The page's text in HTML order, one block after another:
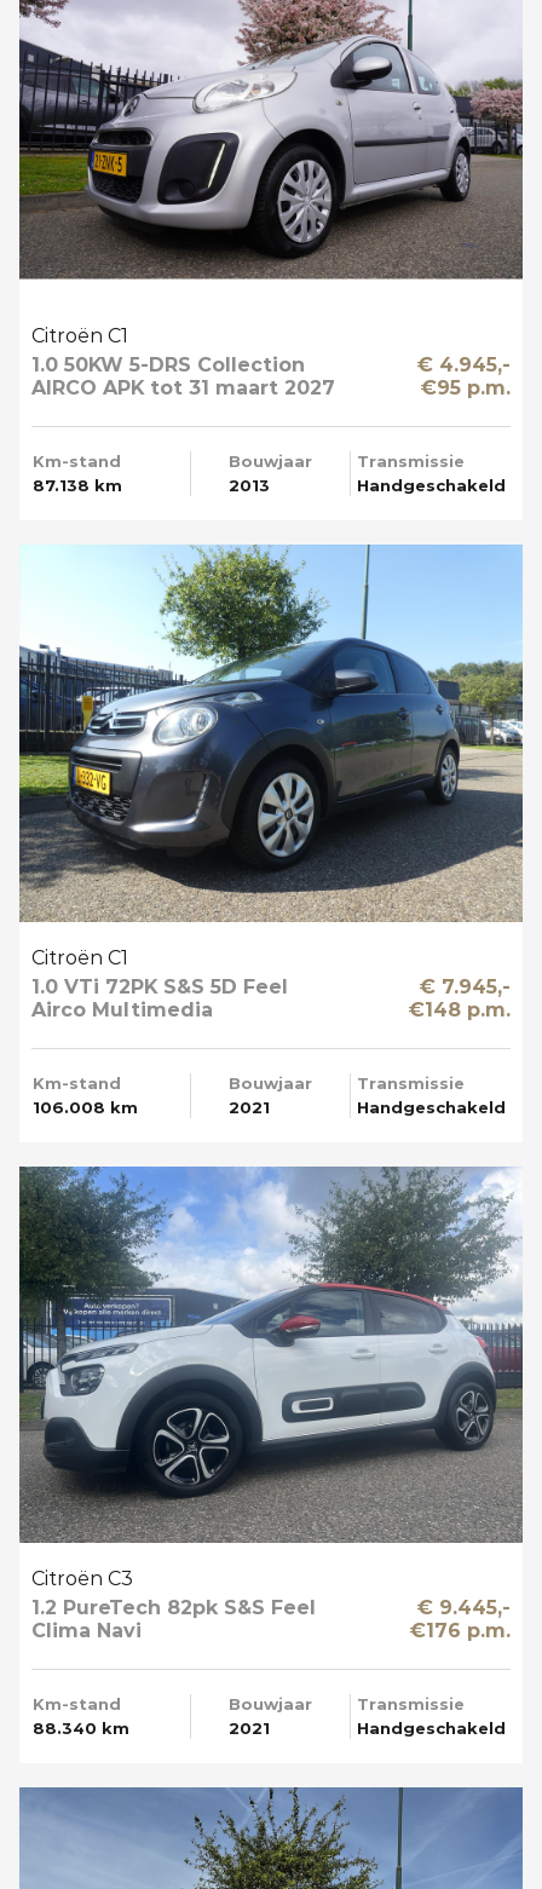
Citroën C1
1.0 50KW 5-DRS Collection
AIRCO APK tot 31 maart 2027
€ 4.945,-
€95 p.m.
Km-stand
87.138 km
Bouwjaar
2013
Transmissie
Handgeschakeld
Citroën C1
1.0 VTi 72PK S&S 5D Feel
Airco Multimedia
€ 7.945,-
€148 p.m.
Km-stand
106.008 km
Bouwjaar
2021
Transmissie
Handgeschakeld
Citroën C3
1.2 PureTech 82pk S&S Feel
Clima Navi
€ 9.445,-
€176 p.m.
Km-stand
88.340 km
Bouwjaar
2021
Transmissie
Handgeschakeld